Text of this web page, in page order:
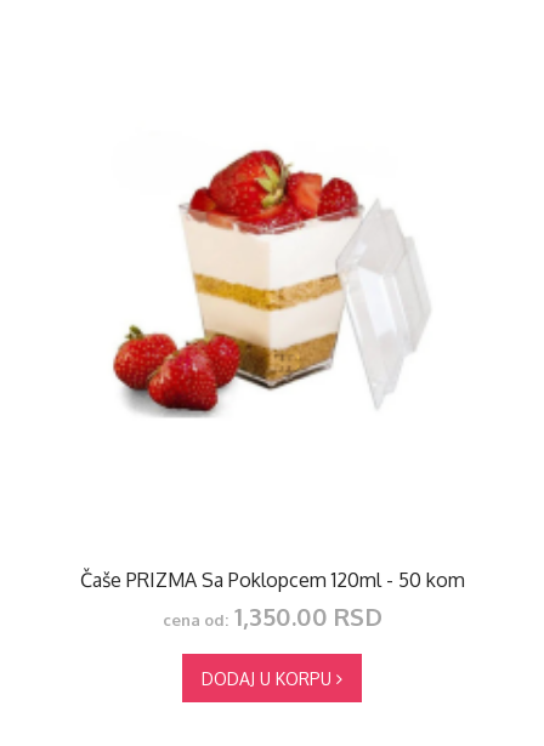
Čaše PRIZMA Sa Poklopcem 120ml - 50 kom
cena od:1,350.00 RSD
DODAJ U KORPU